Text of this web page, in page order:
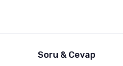
Soru & Cevap